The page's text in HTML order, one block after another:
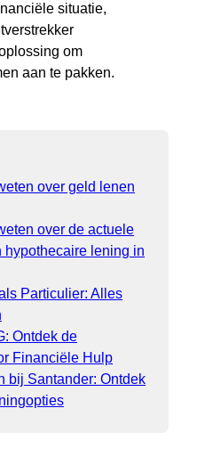
situatie,
om
aan te pakken.
over geld lenen
over de actuele
hypothecaire lening in
Particulier: Alles
Ontdek de
Financiële Hulp
bij Santander: Ontdek